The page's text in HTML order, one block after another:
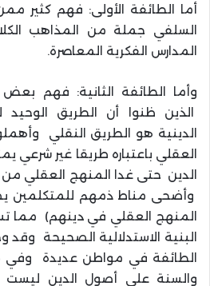
أما الطائفة الأولى: فهم كثير
السلفي جملة من المذاهب
المدارس الفكرية المعاصرة.
وأما الطائفة الثانية: فهم
الذين ظنوا أن الطريق الوحيد
الدينية هو الطريق النقلي
العقلي باعتباره طريقا غير شرعي
الدين حتى غدا المنهج العقلي
وأضحى مناط ذمهم للمتكلمين
المنهج العقلي في دينهم)
البنية الاستدلالية الصحيحة
الطائفة في مواطن عديدة وفي
والسنة على أصول الدين ليست